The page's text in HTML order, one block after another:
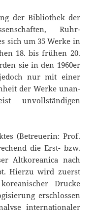
der Bibliothek der
Ruhr-
sich um 35 Werke in
18. bis frühen 20.
sie in den 1960er
nur mit einer
der Werke unan­
unvollständigen
(Betreuerin: Prof.
die Erst- bzw.
Altkoreanica nach
Hierzu wird zuerst
Drucke
erschlossen
internationaler